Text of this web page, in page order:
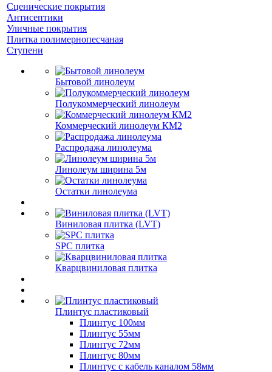
Сценические покрытия
Антисептики
Уличные покрытия
Плитка полимернопесчаная
Ступени
Бытовой линолеум
Полукоммерческий линолеум
Коммерческий линолеум КМ2
Распродажа линолеума
Линолеум ширина 5м
Остатки линолеума
Виниловая плитка (LVT)
SPC плитка
Кварцвиниловая плитка
Плинтус пластиковый
Плинтус 100мм
Плинтус 55мм
Плинтус 72мм
Плинтус 80мм
Плинтус с кабель каналом 58мм